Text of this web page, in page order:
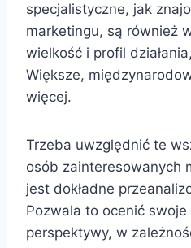
specjalistyczne, jak
marketingu, są również
wielkość i profil
Większe,
więcej.
Trzeba uwzględnić te
osób zainteresowanych
jest dokładne
Pozwala to ocenić
perspektywy, w